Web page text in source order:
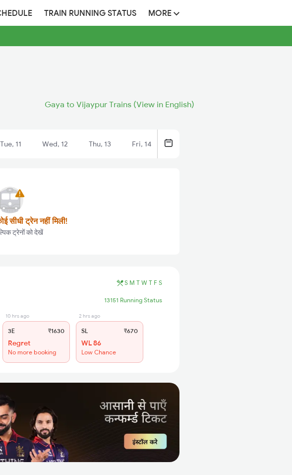
TRAIN RUNNING STATUS MORE
Gaya to Vijaypur Trains (View in English)
Tue, 11 Wed, 12 Thu, 13 Fri, 14
सीधी ट्रेन नहीं मिली!
ट्रेनों को देखें
S M T W T F S
13151 Running Status
10 hrs ago
3E ₹1630
Regret
No more booking
2 hrs ago
SL ₹670
WL 86
Low Chance